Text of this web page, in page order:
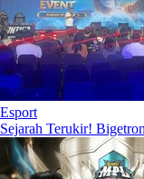
Esport
Sejarah Terukir!